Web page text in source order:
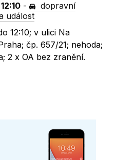
-
dopravní
událost
12:10; v ulici Na
čp. 657/21; nehoda;
2 x OA bez zranění.